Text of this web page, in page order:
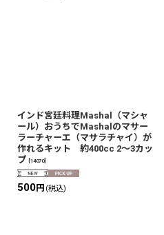
インド宮廷料理Mashal（マシャ
ール）おうちでMashalのマサー
ラーチャーエ（マサラチャイ）が
作れるキット 約400cc 2〜3カッ
プ
14070]
500円 (税込)